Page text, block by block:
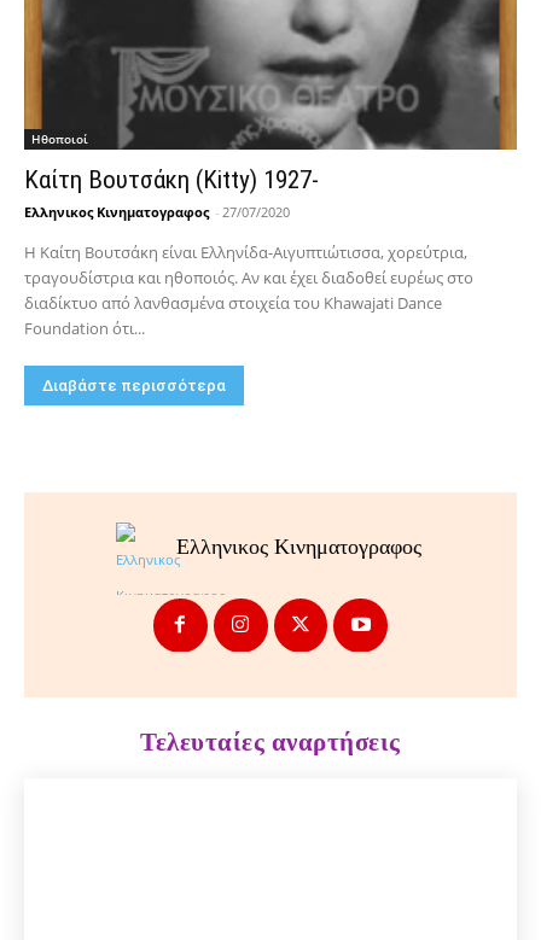
Hθοποιοί
Καίτη Βουτσάκη (Kitty) 1927-
Ελληνικος Κινηματογραφος - 27/07/2020
Η Καίτη Βουτσάκη είναι Ελληνίδα-Αιγυπτιώτισσα, χορεύτρια,
τραγουδίστρια και ηθοποιός. Αν και έχει διαδοθεί ευρέως στο
διαδίκτυο από λανθασμένα στοιχεία του Khawajati Dance
Foundation ότι...
Διαβάστε περισσότερα
Ελληνικος Κινηματογραφος
Τελευταίες αναρτήσεις